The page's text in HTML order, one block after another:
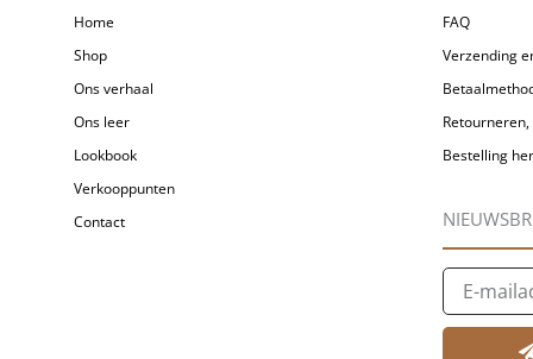
Home
Shop
Ons verhaal
Ons leer
Lookbook
Verkooppunten
Contact
FAQ
Verzending
Bestelling
E-
mailadres